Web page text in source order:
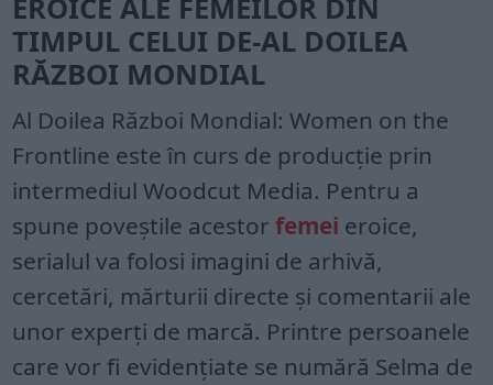
EROICE ALE FEMEILOR DIN
TIMPUL CELUI DE-AL DOILEA
RĂZBOI MONDIAL
Al Doilea Război Mondial: Women on the
Frontline este în curs de producție prin
intermediul Woodcut Media. Pentru a
spune poveștile acestorfemei eroice,
serialul va folosi imagini de arhivă,
cercetări, mărturii directe și comentarii ale
unor experți de marcă. Printre persoanele
care vor fi evidențiate se numără Selma de